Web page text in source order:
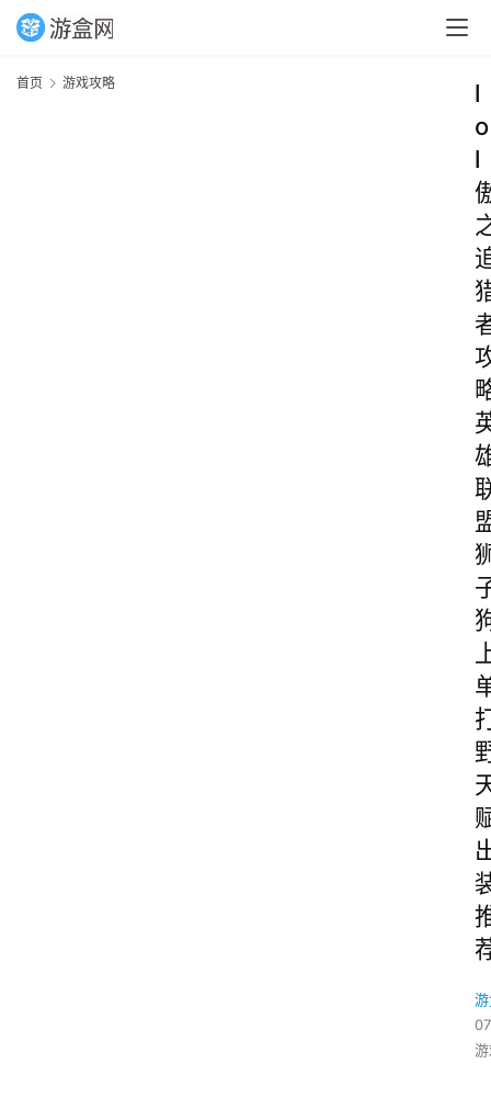
首页 游戏攻略
l
o
l